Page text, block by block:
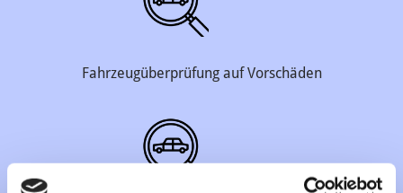
Fahrzeugüberprüfung auf Vorschäden